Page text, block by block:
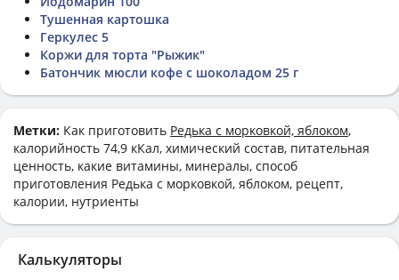
Тушенная картошка
Геркулес 5
Коржи для торта "Рыжик"
Батончик мюсли кофе с шоколадом 25 г
Метки: Как приготовить Редька с морковкой, яблоком,
калорийность 74,9 кКал, химический состав, питательная
ценность, какие витамины, минералы, способ
приготовления Редька с морковкой, яблоком, рецепт,
калории, нутриенты
Калькуляторы